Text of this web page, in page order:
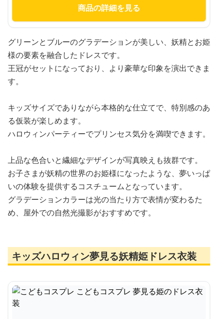
商品の詳細を見る
グリーンとブルーのグラデーションが美しい、妖精とお姫
様の要素を融合したドレスです。
王冠がセットになっており、より豪華な印象を演出できま
す。
キッズサイズでありながら本格的な仕立てで、特別感のあ
る仮装が楽しめます。
ハロウィンパーティーでプリンセス気分を満喫できます。
上品な色合いと繊細なデザインが写真映えも抜群です。
お子さまが妖精の世界のお姫様になったような、夢いっぱ
いの体験を提供するコスチュームとなっています。
グラデーションカラーは光の当たり方で表情が変わるた
め、屋外での自然光撮影がおすすめです。
キッズハロウィン夢見る妖精姫ドレス衣装